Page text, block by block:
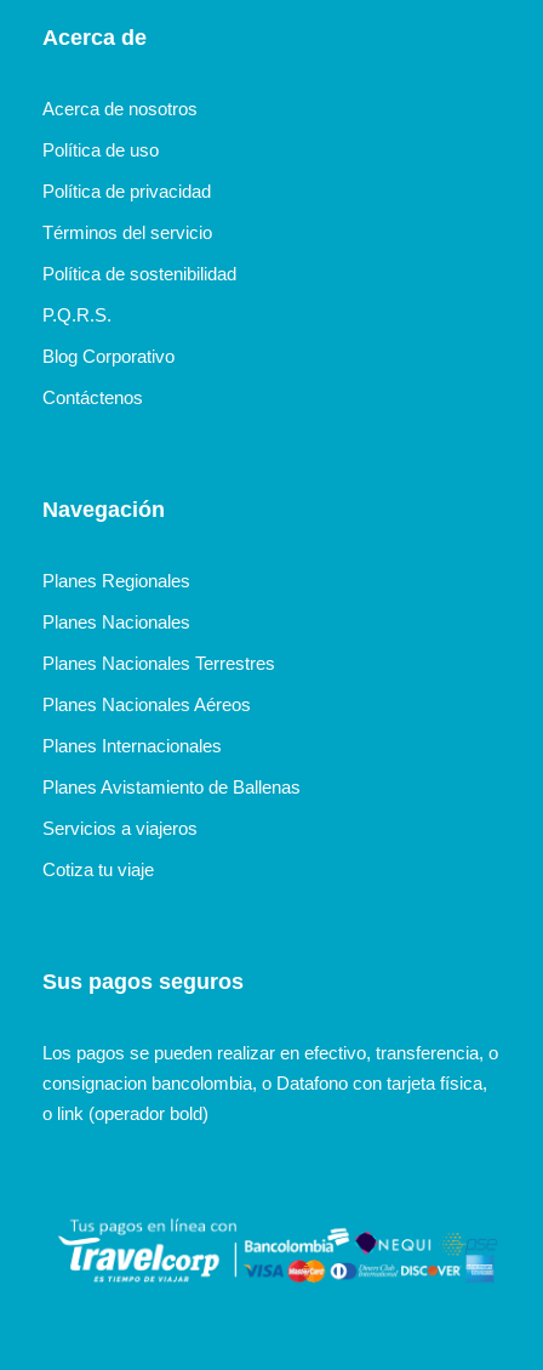
Acerca de
Acerca de nosotros
Política de uso
Política de privacidad
Términos del servicio
Política de sostenibilidad
P.Q.R.S.
Blog Corporativo
Contáctenos
Navegación
Planes Regionales
Planes Nacionales
Planes Nacionales Terrestres
Planes Nacionales Aéreos
Planes Internacionales
Planes Avistamiento de Ballenas
Servicios a viajeros
Cotiza tu viaje
Sus pagos seguros
Los pagos se pueden realizar en efectivo, transferencia, o
consignacion bancolombia, o Datafono con tarjeta física,
o link (operador bold)